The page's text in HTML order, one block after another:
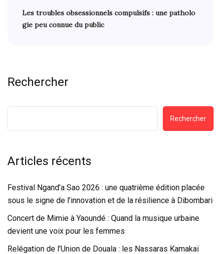
Les troubles obsessionnels compulsifs : une patholo
gie peu connue du public
Rechercher
Rechercher
Articles récents
Festival Ngand’a Sao 2026 : une quatrième édition placée
sous le signe de l’innovation et de la résilience à Dibombari
Concert de Mimie à Yaoundé : Quand la musique urbaine
devient une voix pour les femmes
Relégation de l’Union de Douala : les Nassaras Kamakaï